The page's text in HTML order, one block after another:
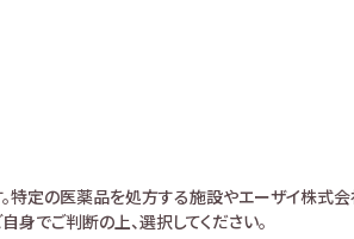
特定の医薬品を処方する施設やエーザイ株式会
身でご判断の上、選択してください。